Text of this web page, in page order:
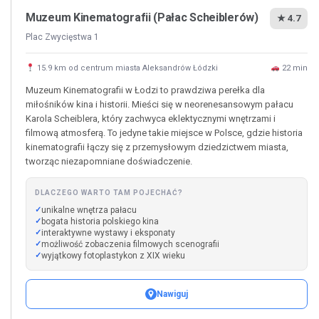
Muzeum Kinematografii (Pałac Scheiblerów)
Plac Zwycięstwa 1
★ 4.7
15.9 km od centrum miasta Aleksandrów Łódzki 22 min
Muzeum Kinematografii w Łodzi to prawdziwa perełka dla
miłośników kina i historii. Mieści się w neorenesansowym pałacu
Karola Scheiblera, który zachwyca eklektycznymi wnętrzami i
filmową atmosferą. To jedyne takie miejsce w Polsce, gdzie historia
kinematografii łączy się z przemysłowym dziedzictwem miasta,
tworząc niezapomniane doświadczenie.
DLACZEGO WARTO TAM POJECHAĆ?
unikalne wnętrza pałacu
bogata historia polskiego kina
interaktywne wystawy i eksponaty
możliwość zobaczenia filmowych scenografii
wyjątkowy fotoplastykon z XIX wieku
Nawiguj